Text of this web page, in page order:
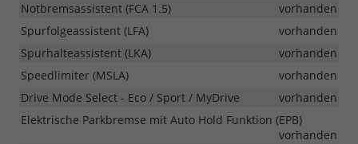
Notbremsassistent (FCA 1.5)
vorhanden
Spurfolgeassistent (LFA)
vorhanden
Spurhalteassistent (LKA)
vorhanden
Speedlimiter (MSLA)
vorhanden
Drive Mode Select - Eco / Sport / MyDrive
vorhanden
Elektrische Parkbremse mit Auto Hold Funktion (EPB)
vorhanden